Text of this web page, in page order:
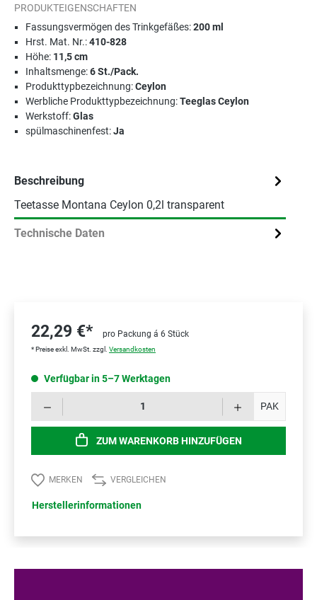
PRODUKTEIGENSCHAFTEN
Fassungsvermögen des Trinkgefäßes:200 ml
Hrst. Mat. Nr.:410-828
Höhe: 11,5 cm
Inhaltsmenge:6 St./Pack.
Produkttypbezeichnung:Ceylon
Werbliche Produkttypbezeichnung:Teeglas Ceylon
Werkstoff:Glas
spülmaschinenfest:Ja
Beschreibung
Teetasse Montana Ceylon 0,2l transparent
Technische Daten
22,29 €* pro Packung á 6 Stück
* Preise exkl. MwSt. zzgl. Versandkosten
Verfügbar in 5–7 Werktagen
PAK
ZUM WARENKORB HINZUFÜGEN
MERKEN VERGLEICHEN
Herstellerinformationen